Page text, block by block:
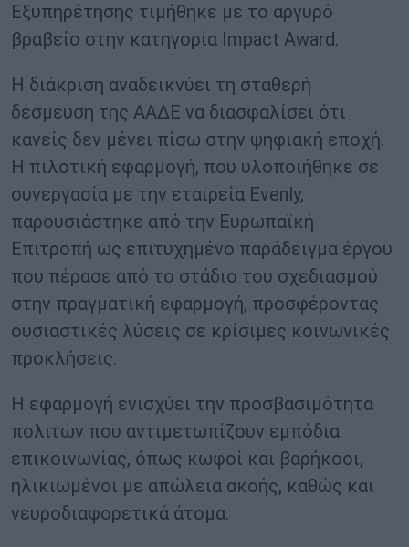
Εξυπηρέτησης τιμήθηκε με το αργυρό
βραβείο στην κατηγορία Impact Award.
Η διάκριση αναδεικνύει τη σταθερή
δέσμευση της ΑΑΔΕ να διασφαλίσει ότι
κανείς δεν μένει πίσω στην ψηφιακή εποχή.
Η πιλοτική εφαρμογή, που υλοποιήθηκε σε
συνεργασία με την εταιρεία Evenly,
παρουσιάστηκε από την Ευρωπαϊκή
Επιτροπή ως επιτυχημένο παράδειγμα έργου
που πέρασε από το στάδιο του σχεδιασμού
στην πραγματική εφαρμογή, προσφέροντας
ουσιαστικές λύσεις σε κρίσιμες κοινωνικές
προκλήσεις.
Η εφαρμογή ενισχύει την προσβασιμότητα
πολιτών που αντιμετωπίζουν εμπόδια
επικοινωνίας, όπως κωφοί και βαρήκοοι,
ηλικιωμένοι με απώλεια ακοής, καθώς και
νευροδιαφορετικά άτομα.